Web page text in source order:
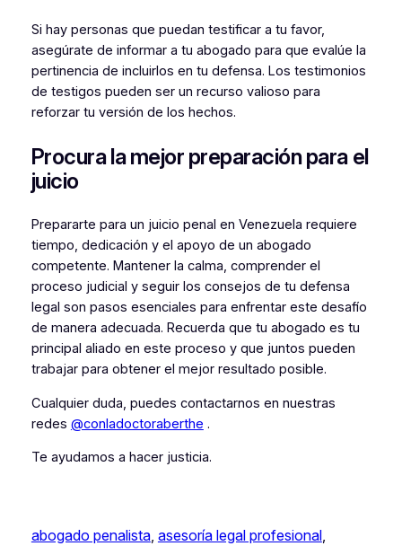
Si hay personas que puedan testificar a tu favor,
asegúrate de informar a tu abogado para que evalúe la
pertinencia de incluirlos en tu defensa. Los testimonios
de testigos pueden ser un recurso valioso para
reforzar tu versión de los hechos.
Procura la mejor preparación para el
juicio
Prepararte para un juicio penal en Venezuela requiere
tiempo, dedicación y el apoyo de un abogado
competente. Mantener la calma, comprender el
proceso judicial y seguir los consejos de tu defensa
legal son pasos esenciales para enfrentar este desafío
de manera adecuada. Recuerda que tu abogado es tu
principal aliado en este proceso y que juntos pueden
trabajar para obtener el mejor resultado posible.
Cualquier duda, puedes contactarnos en nuestras
redes @conladoctoraberthe .
Te ayudamos a hacer justicia.
abogado penalista, asesoría legal profesional